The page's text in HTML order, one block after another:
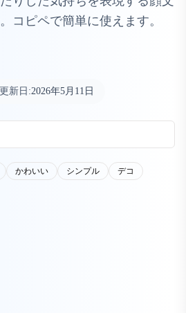
コピペで簡単に使えます。
新日:2026年5月11日
かわいい シンプル
デコ